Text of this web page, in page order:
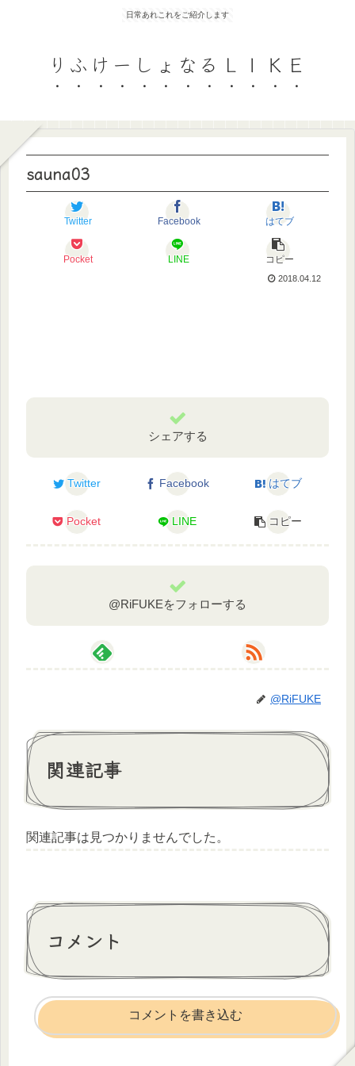
日常あれこれをご紹介します
りふけーしょなるＬＩＫＥ
sauna03
Twitter Facebook はてブ
Pocket LINE コピー
2018.04.12
シェアする
Twitter Facebook はてブ
Pocket LINE コピー
@RiFUKEをフォローする
@RiFUKE
関連記事
関連記事は見つかりませんでした。
コメント
コメントを書き込む